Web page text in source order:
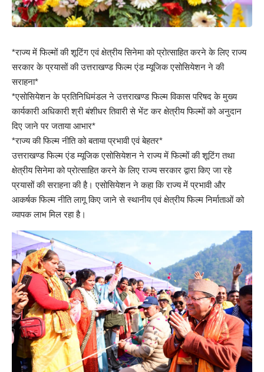
*राज्य में फिल्मों की शूटिंग एवं क्षेत्रीय सिनेमा को प्रोत्साहित करने के लिए राज्य
सरकार के प्रयासों की उत्तराखण्ड फिल्म एंड म्यूजिक एसोसियेशन ने की
सराहना*
*एसोसियेशन के प्रतिनिधिमंडल ने उत्तराखण्ड फिल्म विकास परिषद के मुख्य
कार्यकारी अधिकारी श्री बंशीधर तिवारी से भेंट कर क्षेत्रीय फिल्मों को अनुदान
दिए जाने पर जताया आभार*
*राज्य की फिल्म नीति को बताया प्रभावी एवं बेहतर*
उत्तराखण्ड फिल्म एंड म्यूजिक एसोसियेशन ने राज्य में फिल्मों की शूटिंग तथा
क्षेत्रीय सिनेमा को प्रोत्साहित करने के लिए राज्य सरकार द्वारा किए जा रहे
प्रयासों की सराहना की है। एसोसियेशन ने कहा कि राज्य में प्रभावी और
आकर्षक फिल्म नीति लागू किए जाने से स्थानीय एवं क्षेत्रीय फिल्म निर्माताओं को
व्यापक लाभ मिल रहा है।